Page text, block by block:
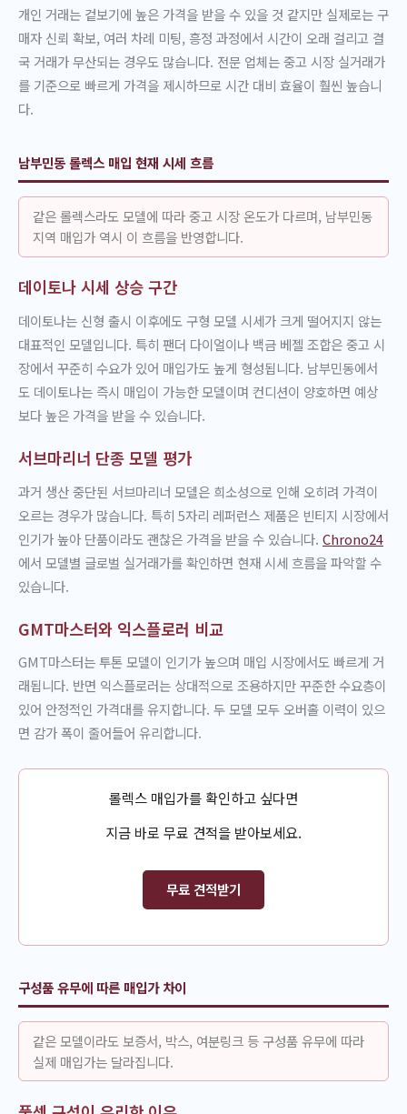
개인 거래는 겉보기에 높은 가격을 받을 수 있을 것 같지만 실제로는 구
매자 신뢰 확보, 여러 차례 미팅, 흥정 과정에서 시간이 오래 걸리고 결
국 거래가 무산되는 경우도 많습니다. 전문 업체는 중고 시장 실거래가
를 기준으로 빠르게 가격을 제시하므로 시간 대비 효율이 훨씬 높습니
다.
남부민동 롤렉스 매입 현재 시세 흐름
같은 롤렉스라도 모델에 따라 중고 시장 온도가 다르며, 남부민동
지역 매입가 역시 이 흐름을 반영합니다.
데이토나 시세 상승 구간
데이토나는 신형 출시 이후에도 구형 모델 시세가 크게 떨어지지 않는
대표적인 모델입니다. 특히 팬더 다이얼이나 백금 베젤 조합은 중고 시
장에서 꾸준히 수요가 있어 매입가도 높게 형성됩니다. 남부민동에서
도 데이토나는 즉시 매입이 가능한 모델이며 컨디션이 양호하면 예상
보다 높은 가격을 받을 수 있습니다.
서브마리너 단종 모델 평가
과거 생산 중단된 서브마리너 모델은 희소성으로 인해 오히려 가격이
오르는 경우가 많습니다. 특히 5자리 레퍼런스 제품은 빈티지 시장에서
인기가 높아 단품이라도 괜찮은 가격을 받을 수 있습니다. Chrono24
에서 모델별 글로벌 실거래가를 확인하면 현재 시세 흐름을 파악할 수
있습니다.
GMT마스터와 익스플로러 비교
GMT마스터는 투톤 모델이 인기가 높으며 매입 시장에서도 빠르게 거
래됩니다. 반면 익스플로러는 상대적으로 조용하지만 꾸준한 수요층이
있어 안정적인 가격대를 유지합니다. 두 모델 모두 오버홀 이력이 있으
면 감가 폭이 줄어들어 유리합니다.
롤렉스 매입가를 확인하고 싶다면
지금 바로 무료 견적을 받아보세요.
무료 견적받기
구성품 유무에 따른 매입가 차이
같은 모델이라도 보증서, 박스, 여분링크 등 구성품 유무에 따라
실제 매입가는 달라집니다.